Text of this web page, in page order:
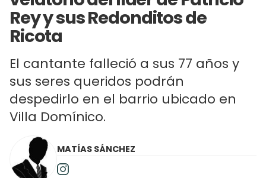
Rey y sus Redonditos de
Ricota
El cantante falleció a sus 77 años y
sus seres queridos podrán
despedirlo en el barrio ubicado en
Villa Domínico.
MATÍAS SÁNCHEZ